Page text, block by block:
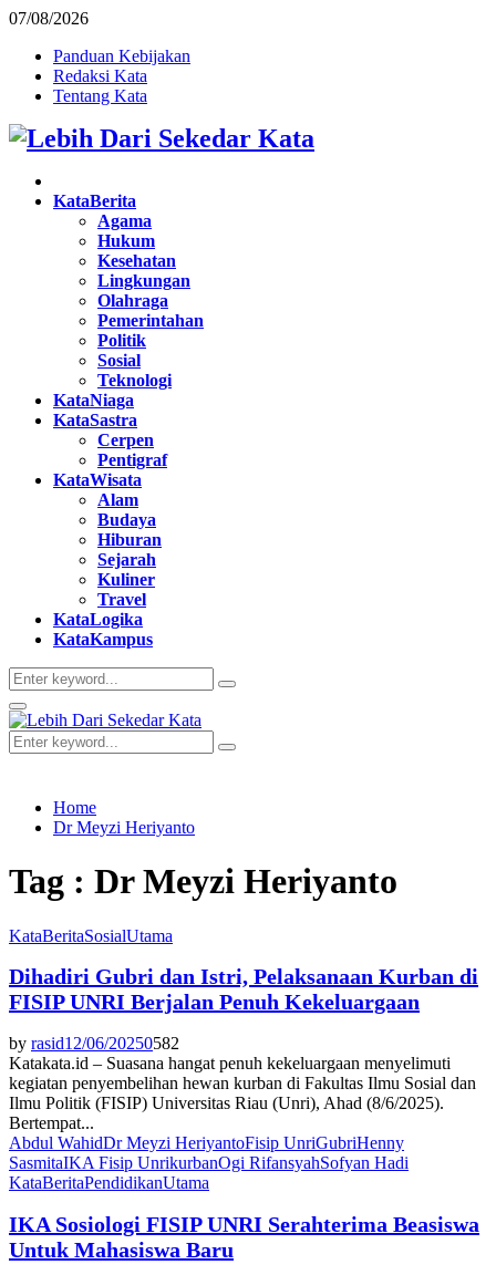
07/08/2026
Panduan Kebijakan
Redaksi Kata
Tentang Kata
Facebook
Twitter
Instagram
Pinterest
Youtube
KataBerita
Agama
Hukum
Kesehatan
Lingkungan
Olahraga
Pemerintahan
Politik
Sosial
Teknologi
KataNiaga
KataSastra
Cerpen
Pentigraf
KataWisata
Alam
Budaya
Hiburan
Sejarah
Kuliner
Travel
KataLogika
KataKampus
Search
for:
Search
Primary
Menu
Search
for:
Search
Home
Dr Meyzi Heriyanto
Tag : Dr Meyzi Heriyanto
KataBeritaSosialUtama
Dihadiri Gubri dan Istri, Pelaksanaan Kurban di
FISIP UNRI Berjalan Penuh Kekeluargaan
by rasid12/06/20250582
Katakata.id – Suasana hangat penuh kekeluargaan menyelimuti
kegiatan penyembelihan hewan kurban di Fakultas Ilmu Sosial dan
Ilmu Politik (FISIP) Universitas Riau (Unri), Ahad (8/6/2025).
Bertempat...
Abdul WahidDr Meyzi HeriyantoFisip UnriGubriHenny
SasmitaIKA Fisip UnrikurbanOgi RifansyahSofyan Hadi
KataBeritaPendidikanUtama
IKA Sosiologi FISIP UNRI Serahterima Beasiswa
Untuk Mahasiswa Baru